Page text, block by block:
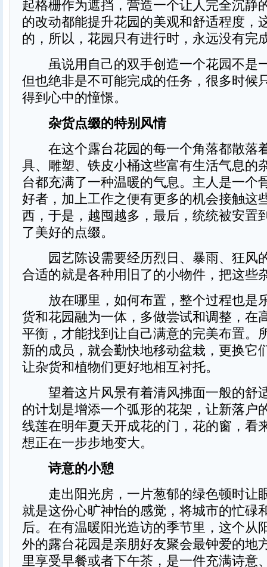
起格栅作为遮挡，营造一个让人完全沉静
的改动都能提升花园的美观和舒适程度，
的，所以，花园只有进行时，永远没有完
虽说用自己的双手创造一个花园不是
但也绝非是不可能完成的任务，很多时候
得到心中的憧憬。
杂货点缀的特别风情
在这个露台花园的每一个角落都散落
具、雕塑、铁皮小桶这些富有生活气息的
台都充满了一种温暖的气息。主人是一个
好者，加上工作之便有更多的机会接触这
西，于是，越囤越多，最后，统统被安置
了美好的点缀。
园艺陈设需要经历烈日、暴雨、狂风
合适的就是各种用旧了的小物件，把这些
放在哪里，如何布置，整个过程也是
货和花园融为一体，多做尝试和调整，在
平衡，才能找到让自己满意的完美布置。
新的成员，就会勤快地移动盆栽，更换它
让杂货和植物们更好地相互衬托。
望着这片风景有着清风拂面一般的舒
的计划是增添一个弧形的花架，让新落户
线莲在明年夏天开成花的门，花的窗，看
想正在一步步地变大。
诗意的小憩
走出阳光房，一片葱郁的绿色顿时让
就是这份心旷神怡的感觉，将城市的忙碌
后。在有温暖阳光造访的季节里，这个从
外的露台花园是亲朋好友聚会最钟爱的地
里享受早餐或者下午茶，是一件充满诗意